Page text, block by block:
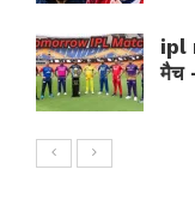
ipl
मैच